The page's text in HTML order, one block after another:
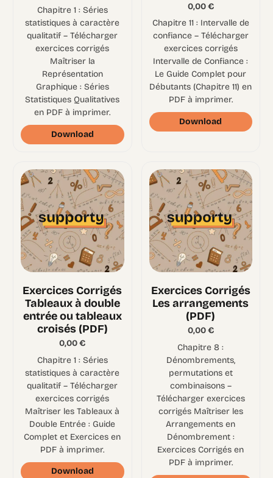
Chapitre 1 : Séries
statistiques à caractère
qualitatif – Télécharger
exercices corrigés
Maîtriser la
Représentation
Graphique : Séries
Statistiques Qualitatives
en PDF à imprimer.
Download
0,00€
Chapitre 11 : Intervalle de
confiance – Télécharger
exercices corrigés
Intervalle de Confiance :
Le Guide Complet pour
Débutants (Chapitre 11) en
PDF à imprimer.
Download
Exercices Corrigés
Tableaux à double
entrée ou tableaux
croisés (PDF)
0,00€
Chapitre 1 : Séries
statistiques à caractère
qualitatif – Télécharger
exercices corrigés
Maîtriser les Tableaux à
Double Entrée : Guide
Complet et Exercices en
PDF à imprimer.
Download
Exercices Corrigés
Les arrangements
(PDF)
0,00€
Chapitre 8 :
Dénombrements,
permutations et
combinaisons –
Télécharger exercices
corrigés Maîtriser les
Arrangements en
Dénombrement :
Exercices Corrigés en
PDF à imprimer.